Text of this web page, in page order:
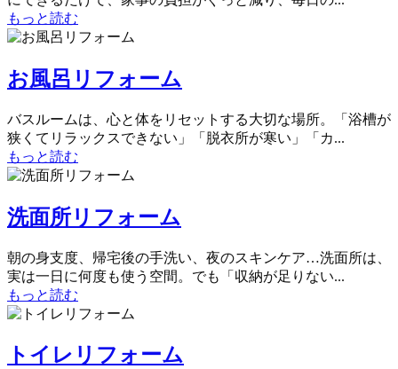
もっと読む
お風呂リフォーム
バスルームは、心と体をリセットする大切な場所。「浴槽が
狭くてリラックスできない」「脱衣所が寒い」「カ...
もっと読む
洗面所リフォーム
朝の身支度、帰宅後の手洗い、夜のスキンケア…洗面所は、
実は一日に何度も使う空間。でも「収納が足りない...
もっと読む
トイレリフォーム